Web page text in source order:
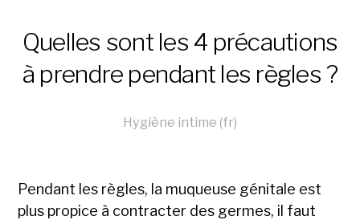
Quelles sont les 4 précautions
à prendre pendant les règles ?
Hygiène intime (fr)
Pendant les règles, la muqueuse génitale est
plus propice à contracter des germes, il faut